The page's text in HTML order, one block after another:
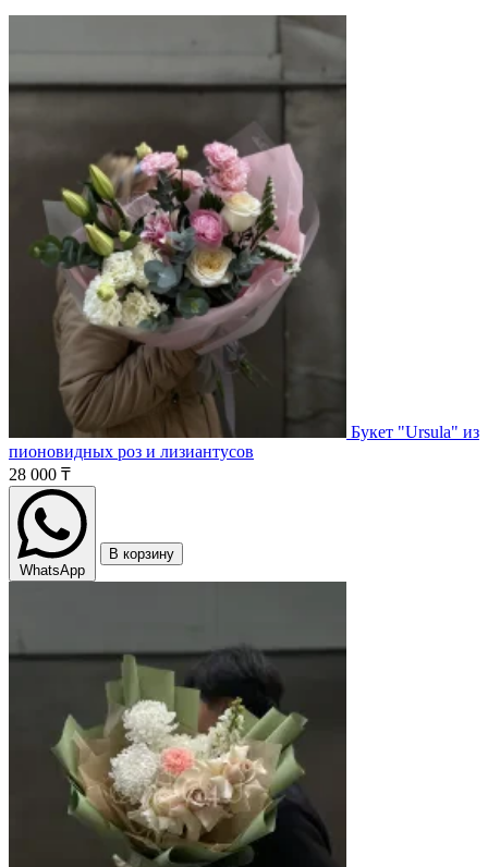
Букет "Ursula" из
пионовидных роз и лизиантусов
28 000 ₸
WhatsApp
В корзину